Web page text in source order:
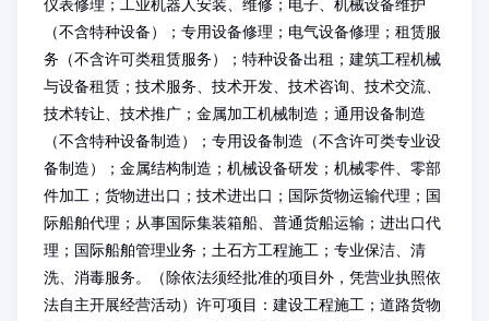
仪表修理；工业机器人安装、维修；电子、机械设备维护
（不含特种设备）；专用设备修理；电气设备修理；租赁服
务（不含许可类租赁服务）；特种设备出租；建筑工程机械
与设备租赁；技术服务、技术开发、技术咨询、技术交流、
技术转让、技术推广；金属加工机械制造；通用设备制造
（不含特种设备制造）；专用设备制造（不含许可类专业设
备制造）；金属结构制造；机械设备研发；机械零件、零部
件加工；货物进出口；技术进出口；国际货物运输代理；国
际船舶代理；从事国际集装箱船、普通货船运输；进出口代
理；国际船舶管理业务；土石方工程施工；专业保洁、清
洗、消毒服务。（除依法须经批准的项目外，凭营业执照依
法自主开展经营活动）许可项目：建设工程施工；道路货物